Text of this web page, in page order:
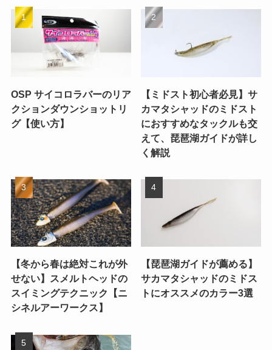
OSP サイコロラバーのリア
クションダウンショットリ
グ【使い方】
【ミドスト初心者必見】サ
カマタシャッドのミドスト
におすすめなタックルも交
えて、琵琶湖ガイドが詳し
く解説
【冬から春は絶対これが外
せない】スメルトヘッドの
スイミングテクニック【ニ
シネルアーワークス】
【琵琶湖ガイドが薦める】
サカマタシャッドのミドス
トにオススメのカラー3選